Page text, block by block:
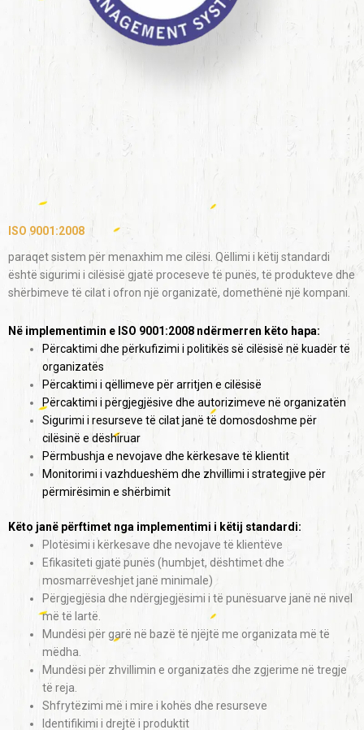
ISO 9001:2008
paraqet sistem për menaxhim me cilësi. Qëllimi i këtij standardi
është sigurimi i cilësisë gjatë proceseve të punës, të produkteve dhe
shërbimeve të cilat i ofron një organizatë, domethënë një kompani.
Në implementimin e ISO 9001:2008 ndërmerren këto hapa:
Përcaktimi dhe përkufizimi i politikës së cilësisë në kuadër të
organizatës
Përcaktimi i qëllimeve për arritjen e cilësisë
Përcaktimi i përgjegjësive dhe autorizimeve në organizatën
Sigurimi i resurseve të cilat janë të domosdoshme për
cilësinë e dëshiruar
Përmbushja e nevojave dhe kërkesave të klientit
Monitorimi i vazhdueshëm dhe zhvillimi i strategjive për
përmirësimin e shërbimit
Këto janë përftimet nga implementimi i këtij standardi:
Plotësimi i kërkesave dhe nevojave të klientëve
Efikasiteti gjatë punës (humbjet, dështimet dhe
mosmarrëveshjet janë minimale)
Përgjegjësia dhe ndërgjegjësimi i të punësuarve janë në nivel
më të lartë.
Mundësi për garë në bazë të njëjtë me organizata më të
mëdha.
Mundësi për zhvillimin e organizatës dhe zgjerime në tregje
të reja.
Shfrytëzimi më i mire i kohës dhe resurseve
Identifikimi i drejtë i produktit